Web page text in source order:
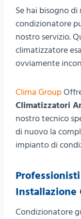
Se hai bisogno
condizionatore
nostro servizio.
climatizzatore
ovviamente
Clima Group
Climatizzatori
nostro tecnico
di nuovo la
impianto di
Installazione
Condizionatore